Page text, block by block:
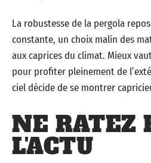
La robustesse de la pergola
constante, un choix malin des
aux caprices du climat. Mieux
pour profiter pleinement de
ciel décide de se montrer
NE RATEZ
L'ACTU